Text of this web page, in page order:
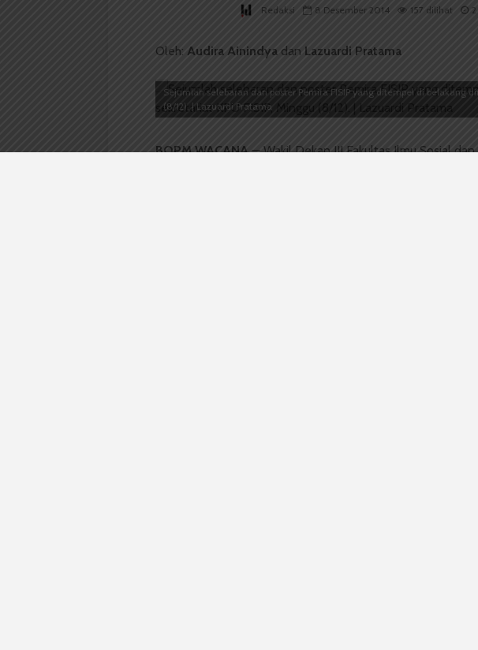
Redaksi 8 Desember 2014 157 dilihat
Oleh: Audira Ainindya dan Lazuardi Pratama
Sejumlah selebaran dan poster Pemira FISIP yang ditempel di belakang
(8/12). | Lazuardi Pratama
BOPM WACANA— Wakil Dekan III Fakultas Ilmu Sosial